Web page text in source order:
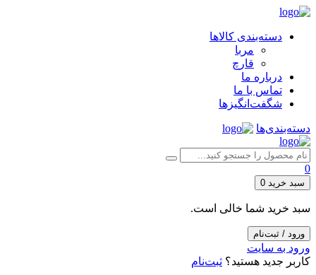
دسته‌بندی کالاها
مربا
قارچ
درباره ما
تماس با ما
شگفت‌انگیزها
دسته‌بندی‌ها
0
سبد خرید 0
سبد خرید شما خالی است.
ورود / ثبت‌نام
ورود به سایت
کاربر جدید هستید؟ ثبت‌نام